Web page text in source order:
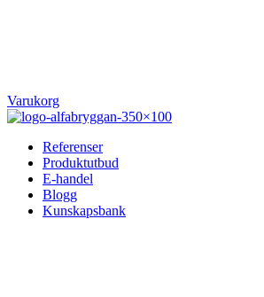
Varukorg
Referenser
Produktutbud
E-handel
Blogg
Kunskapsbank